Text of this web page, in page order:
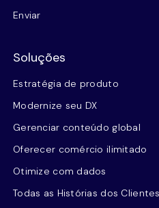
Enviar
Soluções
Estratégia de produto
Modernize seu DX
Gerenciar conteúdo global
Oferecer comércio ilimitado
Otimize com dados
Todas as Histórias dos Clientes